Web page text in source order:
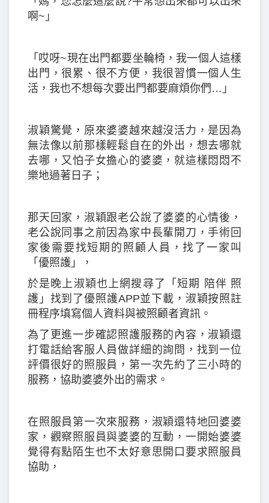
啊~」
「哎呀~現在出門都要坐輪椅，我一個人這樣
出門，很累、很不方便，我很習慣一個人生
活，我也不想每次要出門都要麻煩你們…」
淑穎驚覺，原來婆婆越來越沒活力，是因為
無法像以前那樣輕鬆自在的外出，想去哪就
去哪，又怕子女擔心的婆婆，就這樣悶悶不
樂地過著日子；
那天回家，淑穎跟老公說了婆婆的心情後，
老公說同事之前因為家中長輩開刀，手術回
家後需要找短期的照顧人員，找了一家叫
「優照護」，
於是晚上淑穎也上網搜尋了「短期 陪伴 照
護」找到了優照護APP並下載，淑穎按照註
冊程序填寫個人資料與被照顧者資訊。
為了更進一步確認照護服務的內容，淑穎還
打電話給客服人員做詳細的詢問，找到一位
評價很好的照服員，第一次先約了三小時的
服務，協助婆婆外出的需求。
在照服員第一次來服務，淑穎還特地回婆婆
家，觀察照服員與婆婆的互動，一開始婆婆
覺得有點陌生也不太好意思開口要求照服員
協助，